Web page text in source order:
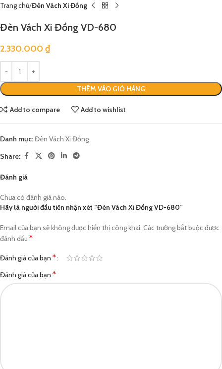
Trang chủ Đèn Vách Xi Đồng
Đèn Vách Xi Đồng VD-680
2.330.000 ₫
THÊM VÀO GIỎ HÀNG
Add to compare Add to wishlist
Danh mục:Đèn Vách Xi Đồng
Share:
Đánh giá
Chưa có đánh giá nào.
Hãy là người đầu tiên nhận xét “Đèn Vách Xi Đồng VD-680”
Email của bạn sẽ không được hiển thị công khai. Các trường bắt buộc được
đánh dấu *
Đánh giá của bạn *
Đánh giá của bạn *